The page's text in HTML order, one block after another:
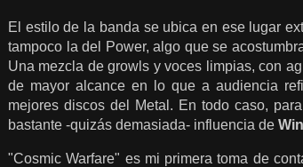
El estilo de la banda se ubica en ese lugar
tampoco la del Power, algo que se
Una mezcla de growls y voces limpias, con
de mayor alcance en lo que a audiencia
mejores discos del Metal. En todo caso,
bastante -quizás demasiada- influencia de
"Cosmic Warfare" es mi primera toma de